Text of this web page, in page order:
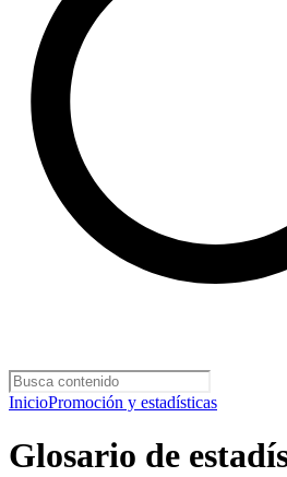
InicioPromoción y estadísticas
Glosario de